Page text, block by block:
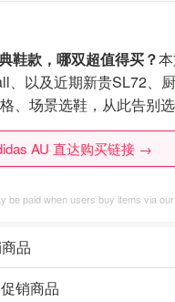
鞋款，哪双超值得买？
、以及近期新贵SL72、
、场景选鞋，从此告别选
AU 直达购买链接 →
be paid when users buy items via our
品
销商品